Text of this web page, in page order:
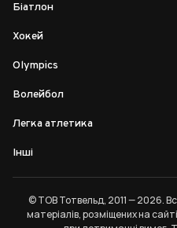
Біатлон
Хокей
Olympics
Волейбол
Легка атлетика
Інші
© ТОВ Тотвельд, 2011 — 2026.
матеріалів, розміщених на